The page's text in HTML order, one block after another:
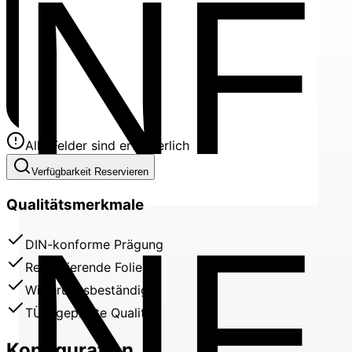
Alle Felder sind erforderlich
Verfügbarkeit Reservieren
Qualitätsmerkmale
DIN-konforme Prägung
Reflektierende Folie
Witterungsbeständig
TÜV-geprüfte Qualität